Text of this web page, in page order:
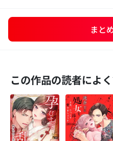
まと
この作品の読者によ